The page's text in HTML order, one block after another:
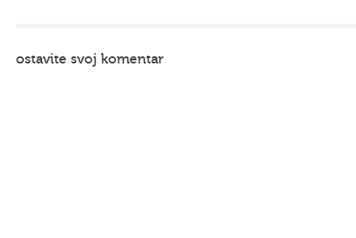
ostavite svoj komentar